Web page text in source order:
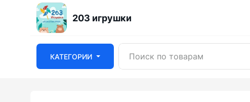
203 игрушки
КАТЕГОРИИ